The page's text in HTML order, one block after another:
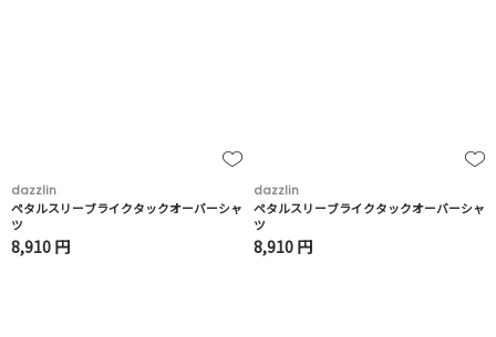
dazzlin
ペタルスリーブライクタックオーバーシャ
ツ
8,910 円
dazzlin
ペタルスリーブライクタックオーバーシャ
ツ
8,910 円